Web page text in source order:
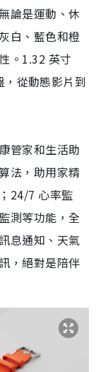
論是運動、休
白、藍色和橙
。1.32 英寸
，從動態影片到
管家和生活助
法，助用家精
24/7 心率監
測等功能，全
息通知、天氣
，絕對是陪伴